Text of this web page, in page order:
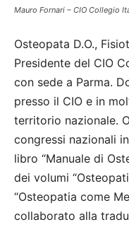
Mauro Fornari – CIO Collegio
Osteopata D.O.,
Presidente del CIO
con sede a Parma.
presso il CIO e in
territorio nazionale.
congressi nazionali
libro “Manuale di
dei volumi
“Osteopatia come
collaborato alla